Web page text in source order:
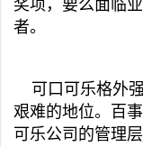
奖项，要么面临
者。
可口可乐格外
艰难的地位。百
可乐公司的管理